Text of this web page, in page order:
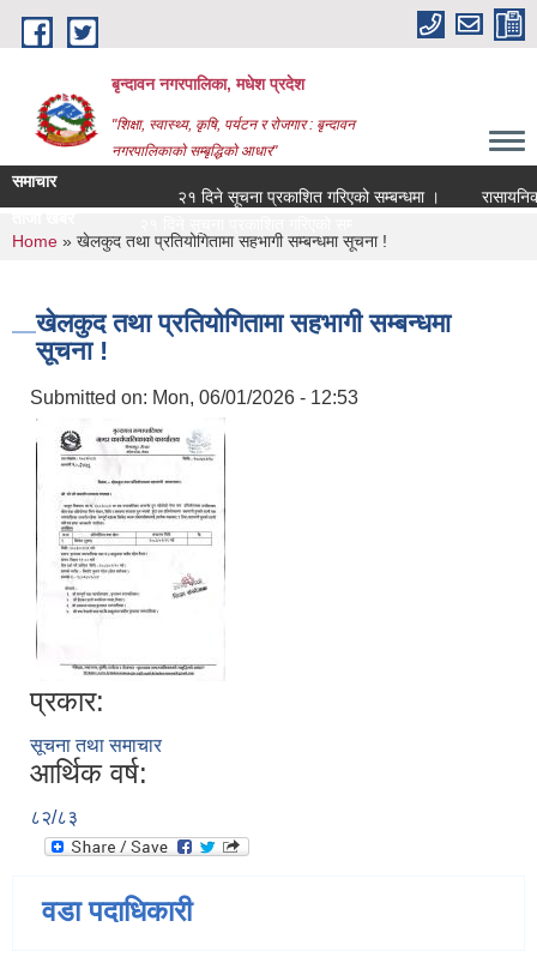
Skip to main content
बृन्दावन नगरपालिका, मधेश प्रदेश
"शिक्षा, स्वास्थ्य, कृषि, पर्यटन र रोजगार : बृन्दावन
नगरपालिकाको सम्बृद्धिको आधार"
समाचार
२१ दिने सूचना प्रकाशित गरिएको सम्बन्धमा ।
रासायनिक
You are here
Home » खेलकुद तथा प्रतियोगितामा सहभागी सम्बन्धमा सूचना !
खेलकुद तथा प्रतियोगितामा सहभागी सम्बन्धमा
सूचना !
Submitted on: Mon, 06/01/2026 - 12:53
प्रकार:
सूचना तथा समाचार
आर्थिक वर्ष:
८२/८३
वडा पदाधिकारी